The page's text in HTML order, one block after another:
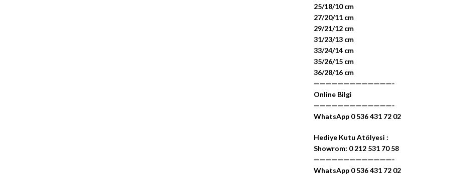
25/18/10 cm
27/20/11 cm
29/21/12 cm
31/23/13 cm
33/24/14 cm
35/26/15 cm
36/28/16 cm
—————————————-
Online Bilgi
—————————————-
WhatsApp 0 536 431 72 02
Hediye Kutu Atölyesi :
Showrom: 0 212 531 70 58
—————————————-
WhatsApp 0 536 431 72 02